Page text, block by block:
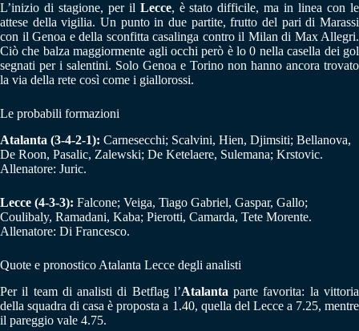
L’inizio di stagione, per il Lecce, è stato difficile, ma in linea con le
attese della vigilia. Un punto in due partite, frutto del pari di Marassi
con il Genoa e della sconfitta casalinga contro il Milan di Max Allegri.
Ciò che balza maggiormente agli occhi però è lo 0 nella casella dei gol
segnati per i salentini. Solo Genoa e Torino non hanno ancora trovato
la via della rete così come i giallorossi.
Le probabili formazioni
Atalanta (3-4-2-1): Carnesecchi; Scalvini, Hien, Djimsiti; Bellanova,
De Roon, Pasalic, Zalewski; De Ketelaere, Sulemana; Krstovic.
Allenatore: Juric.
Lecce (4-3-3): Falcone; Veiga, Tiago Gabriel, Gaspar, Gallo;
Coulibaly, Ramadani, Kaba; Pierotti, Camarda, Tete Morente.
Allenatore: Di Francesco.
Quote e pronostico Atalanta Lecce degli analisti
Per il team di analisti di Betflag l’Atalanta parte favorita: la vittoria
della squadra di casa è proposta a 1.40, quella del Lecce a 7.25, mentre
il pareggio vale 4.75.